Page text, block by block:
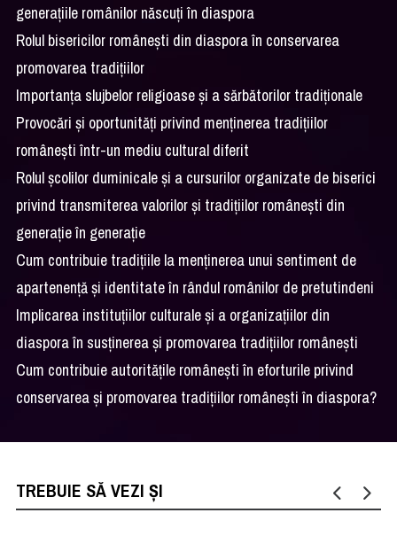
generațiile românilor născuți în diaspora
Rolul bisericilor românești din diaspora în conservarea
promovarea tradițiilor
Importanța slujbelor religioase și a sărbătorilor tradiționale
Provocări și oportunități privind menținerea tradițiilor
românești într-un mediu cultural diferit
Rolul școlilor duminicale și a cursurilor organizate de biserici
privind transmiterea valorilor și tradițiilor românești din
generație în generație
Cum contribuie tradițiile la menținerea unui sentiment de
apartenență și identitate în rândul românilor de pretutindeni
Implicarea instituțiilor culturale și a organizațiilor din
diaspora în susținerea și promovarea tradițiilor românești
Cum contribuie autoritățile românești în eforturile privind
conservarea și promovarea tradițiilor românești în diaspora?
TREBUIE SĂ VEZI ȘI